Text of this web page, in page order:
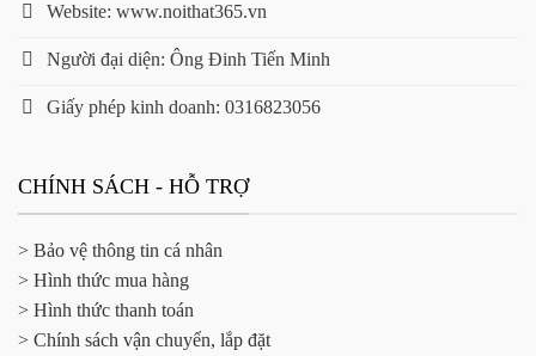
Website: www.noithat365.vn
Người đại diện: Ông Đinh Tiến Minh
Giấy phép kinh doanh: 0316823056
CHÍNH SÁCH - HỖ TRỢ
> Bảo vệ thông tin cá nhân
> Hình thức mua hàng
> Hình thức thanh toán
> Chính sách vận chuyển, lắp đặt